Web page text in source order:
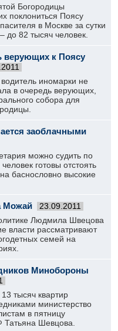
Богородицы
поклониться Поясу
в Москве за сутки
до 82 тысяч человек.
верующих к Поясу
иномарки не
в очередь верующих,
собора для
заоблачными
можно судить по
готовы отстоять
баснословно высокие
Можай 23.09.2011
Людмила Швецова
власти рассматривают
семей на
Минобороны
тысяч квартир
министерство
в пятницу
Шевцова.